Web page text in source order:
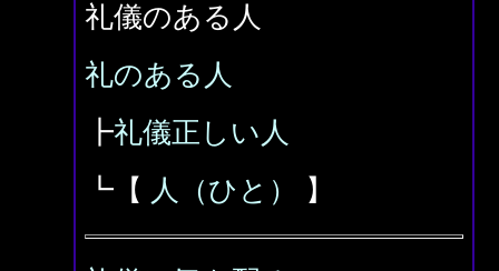
礼儀のある人
礼のある人
┣礼儀正しい人
┗【 人（ひと） 】